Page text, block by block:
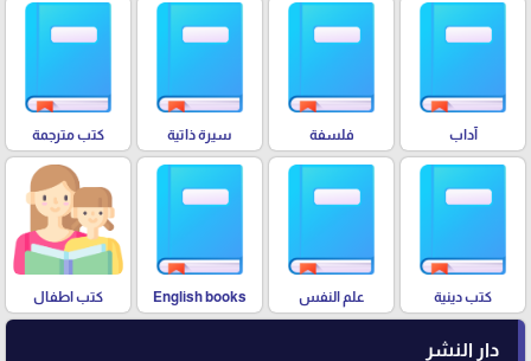
آداب فلسفة سيرة ذاتية كتب مترجمة
كتب دينية علم النفس English books كتب اطفال
دار النشر